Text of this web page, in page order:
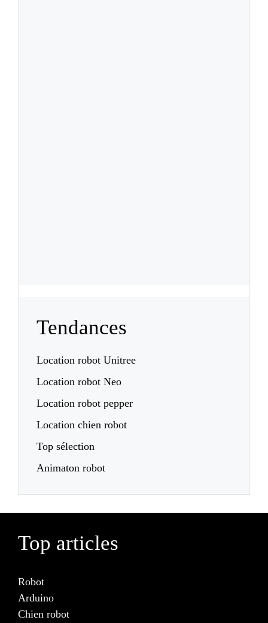
Tendances
Location robot Unitree
Location robot Neo
Location robot pepper
Location chien robot
Top sélection
Animaton robot
Top articles
Robot
Arduino
Chien robot